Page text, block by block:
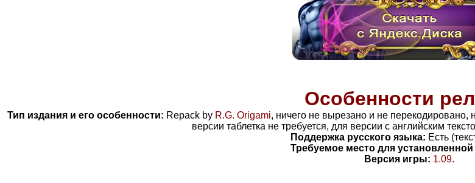
Особенности
Тип издания и его особенности: Repack by R.G. Origami, ничего не вырезано и не перекодировано,
версии таблетка не требуется, для версии с английским
Поддержка русского языка: Есть
Требуемое место для
Версия игры: 1.09.